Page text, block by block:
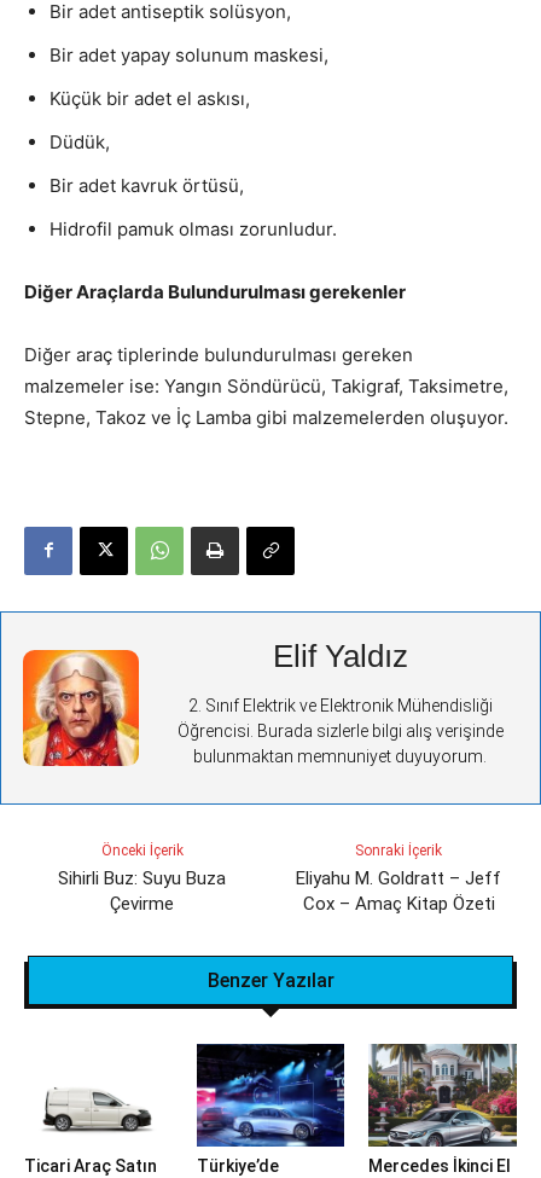
Bir adet antiseptik solüsyon,
Bir adet yapay solunum maskesi,
Küçük bir adet el askısı,
Düdük,
Bir adet kavruk örtüsü,
Hidrofil pamuk olması zorunludur.
Diğer Araçlarda Bulundurulması gerekenler
Diğer araç tiplerinde bulundurulması gereken
malzemeler ise: Yangın Söndürücü, Takigraf, Taksimetre,
Stepne, Takoz ve İç Lamba gibi malzemelerden oluşuyor.
Elif Yaldız
2. Sınıf Elektrik ve Elektronik Mühendisliği
Öğrencisi. Burada sizlerle bilgi alış verişinde
bulunmaktan memnuniyet duyuyorum.
Önceki İçerik
Sihirli Buz: Suyu Buza
Çevirme
Sonraki İçerik
Eliyahu M. Goldratt – Jeff
Cox – Amaç Kitap Özeti
Benzer Yazılar
Ticari Araç Satın
Türkiye’de
Mercedes İkinci El